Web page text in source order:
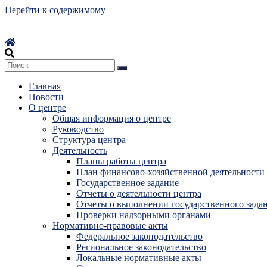
Перейти к содержимому
Главная
Новости
О центре
Общая информация о центре
Руководство
Структура центра
Деятельность
Планы работы центра
План финансово-хозяйственной деятельности
Государственное задание
Отчеты о деятельности центра
Отчеты о выполнении государственного
Проверки надзорными органами
Нормативно-правовые акты
Федеральное законодательство
Региональное законодательство
Локальные нормативные акты